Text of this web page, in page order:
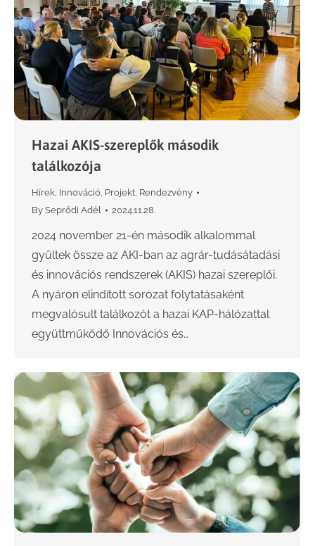
Hazai AKIS-szereplők második
találkozója
Hírek, Innováció, Projekt, Rendezvény
By Seprődi Adél 2024.11.28.
2024 november 21-én második alkalommal
gyűltek össze az AKI-ban az agrár-tudásátadási
és innovációs rendszerek (AKIS) hazai szereplői.
A nyáron elindított sorozat folytatásaként
megvalósult találkozót a hazai KAP-hálózattal
együttműködő Innovációs és…